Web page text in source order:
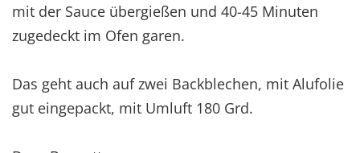
mit der Sauce übergießen und 40-45 Minuten
zugedeckt im Ofen garen.
Das geht auch auf zwei Backblechen, mit Alufolie
gut eingepackt, mit Umluft 180 Grd.